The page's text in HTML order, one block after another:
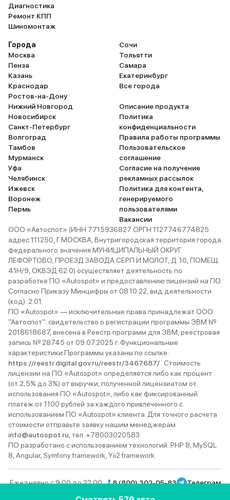
Диагностика
Ремонт КПП
Шиномонтаж
Города
Москва
Пенза
Казань
Краснодар
Ростов-на-Дону
Нижний Новгород
Новосибирск
Санкт-Петербург
Волгоград
Тамбов
Мурманск
Уфа
Челябинск
Ижевск
Воронеж
Пермь
Сочи
Тольятти
Самара
Екатеринбург
Все города
Описание продукта
Политика
конфиденциальности
Правила работы программы
Пользовательское
соглашение
Согласие на получение
рекламных рассылок
Политика для контента,
генерируемого
пользователями
Вакансии
ООО «Автоспот» (ИНН 7715936827 ОРГН 1127746774825
адрес 111250, Г.МОСКВА, Внутригородская территория города
федерального значения МУНИЦИПАЛЬНЫЙ ОКРУГ
ЛЕФОРТОВО, ПРОЕЗД ЗАВОДА СЕРП И МОЛОТ, Д. 10, ПОМЕЩ.
41Н/9, ОКВЭД 62.0) осуществляет деятельность по
разработке ПО «Autospot» и предоставлению лицензий на ПО.
Согласно Приказу Минцифры от 08.10.22, вид деятельности
(код): 2.01.
ПО «Autospot» — исключительные права принадлежат ООО
"Автоспот": свидетельство о регистрации программы ЭВМ №
2018618687, внесена в Реестр программ для ЭВМ, реестровая
запись № 28745 от 09.07.2025 г. Функциональные
характеристики Программы указаны по ссылке:
https://reestr.digital.gov.ru/reestr/3467687/ . Стоимость
лицензии на ПО «Autospot» определяется либо как процент
(от 2,5% до 3%) от выручки, полученной лицензиатом от
использования ПО «Autospot», либо как фиксированный
платеж от 1100 рублей за каждого привлеченного с
использованием ПО «Autospot» клиента. Для точного расчета
стоимости отправьте заявку нашим менеджерам
info@autospot.ru , тел. +78003020583
ПО разработано с использованием технологий: PHP 8, MySQL
8, Angular, Symfony framework, Yii2 framework.
Ежедневно с 9:00 до 22:00 8 (800) 302-05-83
Телеграм